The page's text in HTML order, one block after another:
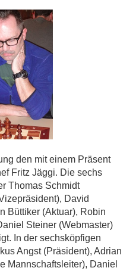
den mit einem Präsent
Fritz Jäggi. Die sechs
Thomas Schmidt
David
Büttiker (Aktuar), Robin
Steiner (Webmaster)
In der sechsköpfigen
Angst (Präsident), Adrian
Mannschaftsleiter), Daniel